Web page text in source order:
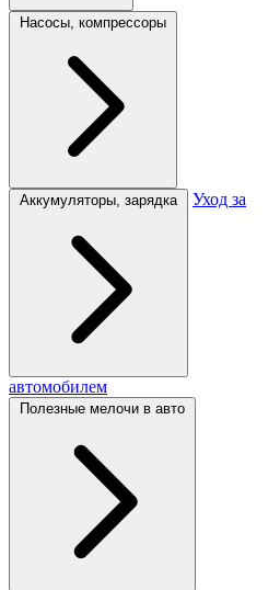
Насосы, компрессоры
Аккумуляторы, зарядка Уход за
автомобилем
Полезные мелочи в авто